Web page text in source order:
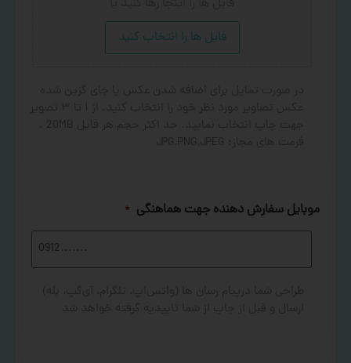
فایل ها را انتخاب کنید
موبایل سفارش دهنده جهت هماهنگی *